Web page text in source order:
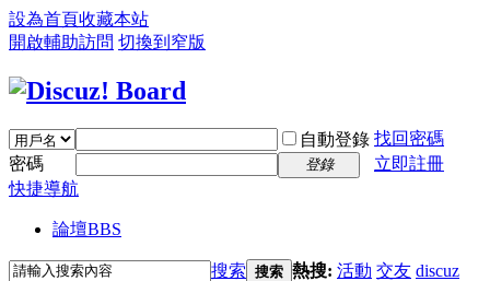
設為首頁收藏本站
開啟輔助訪問 切換到窄版
自動登錄 找回密碼
密碼
登錄
立即註冊
快捷導航
論壇BBS
搜索 搜索 熱搜: 活動 交友 discuz